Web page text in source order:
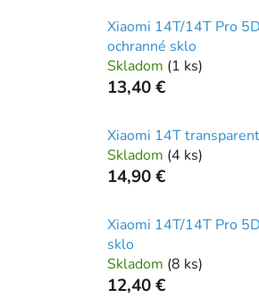
Xiaomi 14T/14T Pro
ochranné sklo
Skladom (1 ks)
13,40 €
Xiaomi 14T
Skladom (4 ks)
14,90 €
Xiaomi 14T/14T Pro
sklo
Skladom (8 ks)
12,40 €